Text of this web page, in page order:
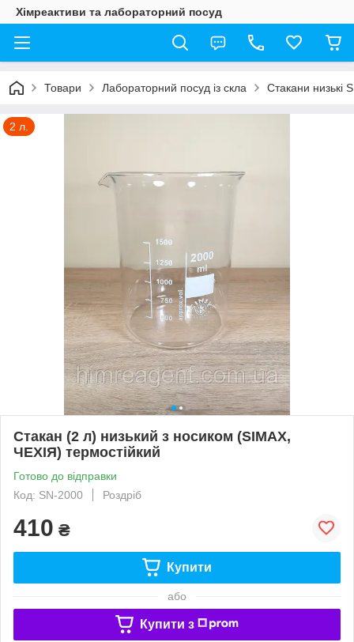
Хімреактиви та лабораторний посуд
Товари Лабораторний посуд із скла Стакани низькі
2 л.
Стакан (2 л) низький з носиком (SIMAX,
ЧЕХІЯ) термостійкий
Готово до відправки
Код: SN-2000
Роздріб
410 ₴
Купити
або
Купити з